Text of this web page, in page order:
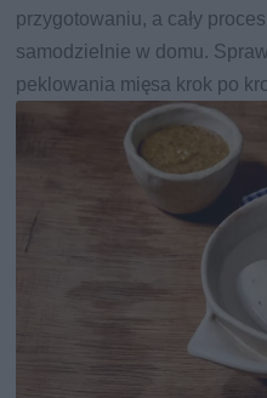
przygotowaniu, a cały
samodzielnie w domu.
peklowania mięsa krok po